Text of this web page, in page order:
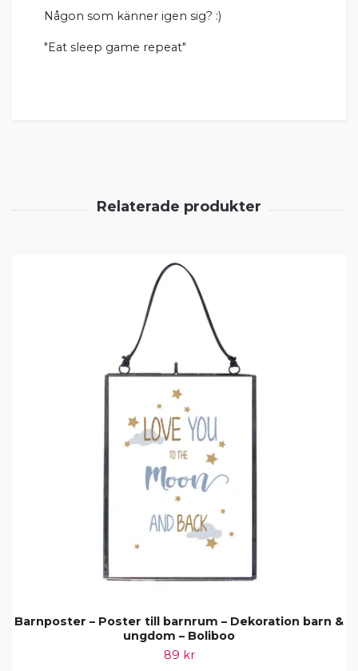
Någon som känner igen sig? :)
"Eat sleep game repeat"
Barnposter – Poster till barnrum – Dekoration barn &
ungdom – Boliboo
89 kr